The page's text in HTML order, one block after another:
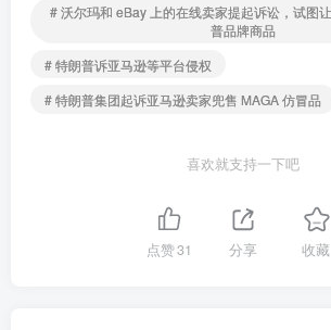
# 沃尔玛和 eBay 上的在线卖家提起诉讼，试图
普品牌商品
# 特朗普诉亚马逊等平台侵权
# 特朗普集团起诉亚马逊卖家兜售 MAGA 仿冒品
喜欢就支持一下吧
点赞31 分享 收藏